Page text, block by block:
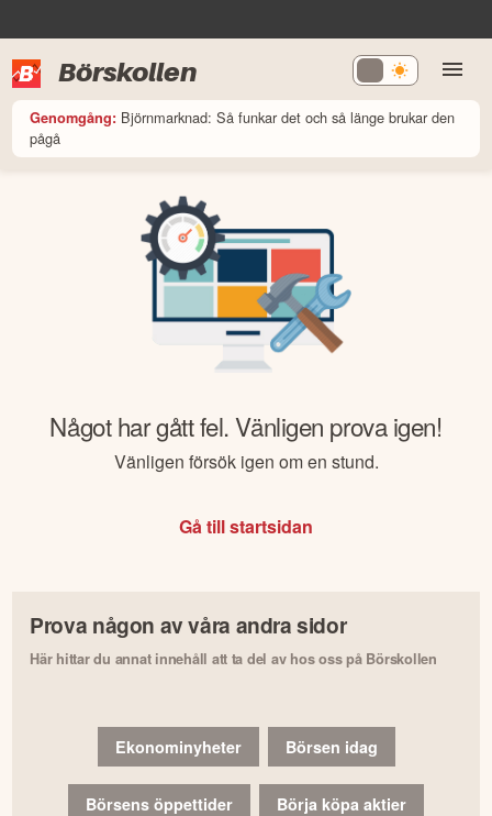
Börskollen
Genomgång: Björnmarknad: Så funkar det och så länge brukar den
pågå
Något har gått fel. Vänligen prova igen!
Vänligen försök igen om en stund.
Gå till startsidan
Prova någon av våra andra sidor
Här hittar du annat innehåll att ta del av hos oss på Börskollen
Ekonominyheter Börsen idag
Börsens öppettider Börja köpa aktier